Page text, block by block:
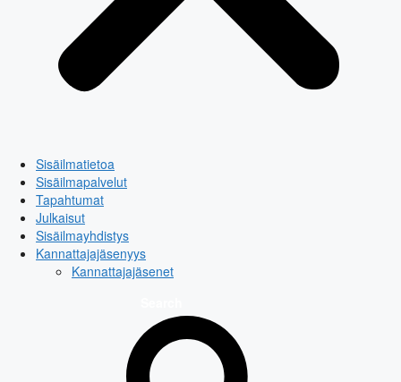
Sisäilmatietoa
Sisäilmapalvelut
Tapahtumat
Julkaisut
Sisäilmayhdistys
Kannattajajäsenyys
Kannattajajäsenet